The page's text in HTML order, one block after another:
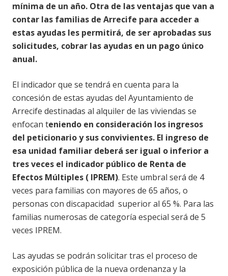
mínima de un año. Otra de las ventajas que van a
contar las familias de Arrecife para acceder a
estas ayudas les permitirá, de ser aprobadas sus
solicitudes, cobrar las ayudas en un pago único
anual.
El indicador que se tendrá en cuenta para la
concesión de estas ayudas del Ayuntamiento de
Arrecife destinadas al alquiler de las viviendas se
enfocan teniendo en consideración los ingresos
del peticionario y sus convivientes. El ingreso de
esa unidad familiar deberá ser igual o inferior a
tres veces el indicador público de Renta de
Efectos Múltiples ( IPREM). Este umbral será de 4
veces para familias con mayores de 65 años, o
personas con discapacidad superior al 65 %. Para las
familias numerosas de categoría especial será de 5
veces IPREM.
Las ayudas se podrán solicitar tras el proceso de
exposición pública de la nueva ordenanza y la